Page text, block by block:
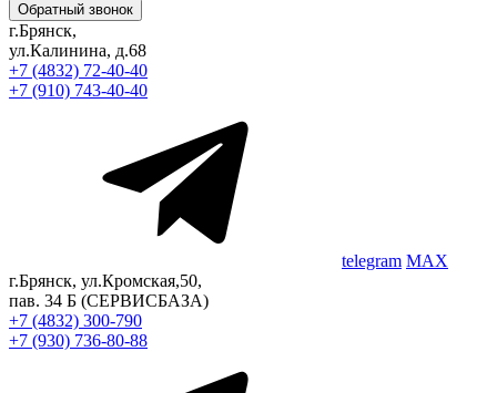
Обратный звонок
г.Брянск,
ул.Калинина, д.68
+7 (4832) 72-40-40
+7 (910) 743-40-40
telegram MAX
г.Брянск, ул.Кромская,50,
пав. 34 Б (СЕРВИСБАЗА)
+7 (4832) 300-790
+7 (930) 736-80-88